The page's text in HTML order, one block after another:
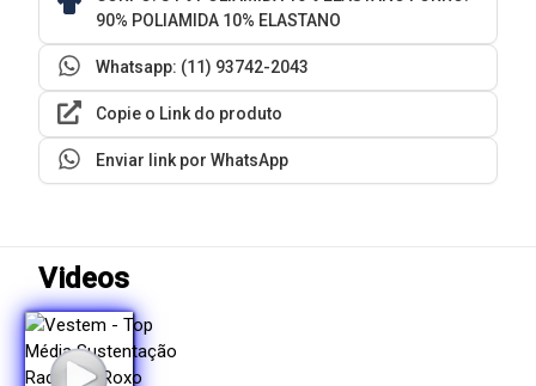
90% POLIAMIDA 10% ELASTANO
Whatsapp: (11) 93742-2043
Copie o Link do produto
Enviar link por WhatsApp
Videos